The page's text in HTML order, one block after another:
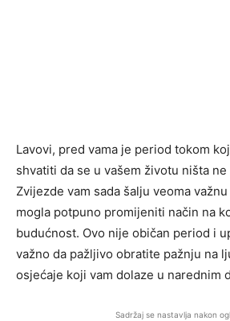
Lavovi, pred vama je period tokom
shvatiti da se u vašem životu ništa
Zvijezde vam sada šalju veoma
mogla potpuno promijeniti način na
budućnost. Ovo nije običan period i
važno da pažljivo obratite pažnju na
osjećaje koji vam dolaze u narednim
Sadržaj se nastavlja nakon